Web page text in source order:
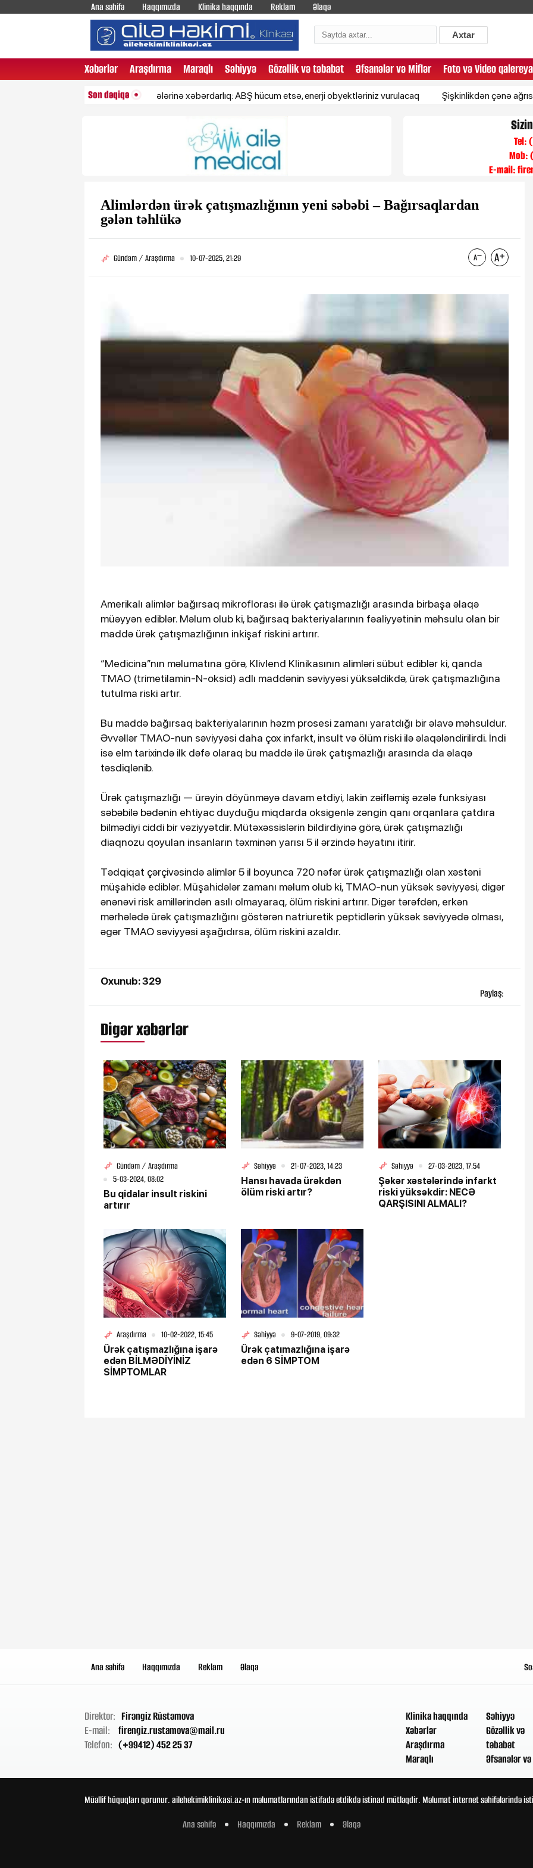
Ana səhifə Haqqımızda Klinika haqqında Reklam Əlaqə
Axtar
Xəbərlər Araşdırma Maraqlı Səhiyyə Gözəllik və təbabət Əfsanələr və Mİflər Foto və Video qalereya
Son dəqiqə
İrandan Fars körfəzi ölkələrinə xəbərdarlıq: ABŞ hücum etsə, enerji obyektləriniz vurulacaq Şişkinlikdən çənə ağrısına
Tel:
Mob:
E-mail:
Alimlərdən ürək çatışmazlığının yeni səbəbi – Bağırsaqlardan
gələn təhlükə
Gündəm / Araşdırma 10-07-2025, 21:29
Amerikalı alimlər bağırsaq mikroflorası ilə ürək çatışmazlığı arasında birbaşa əlaqə
müəyyən ediblər. Məlum olub ki, bağırsaq bakteriyalarının fəaliyyətinin məhsulu olan bir
maddə ürək çatışmazlığının inkişaf riskini artırır.
“Medicina”nın məlumatına görə, Klivlend Klinikasının alimləri sübut ediblər ki, qanda
TMAO (trimetilamin-N-oksid) adlı maddənin səviyyəsi yüksəldikdə, ürək çatışmazlığına
tutulma riski artır.
Bu maddə bağırsaq bakteriyalarının həzm prosesi zamanı yaratdığı bir əlavə məhsuldur.
Əvvəllər TMAO-nun səviyyəsi daha çox infarkt, insult və ölüm riski ilə əlaqələndirilirdi. İndi
isə elm tarixində ilk dəfə olaraq bu maddə ilə ürək çatışmazlığı arasında da əlaqə
təsdiqlənib.
Ürək çatışmazlığı — ürəyin döyünməyə davam etdiyi, lakin zəifləmiş əzələ funksiyası
səbəbilə bədənin ehtiyac duyduğu miqdarda oksigenlə zəngin qanı orqanlara çatdıra
bilmədiyi ciddi bir vəziyyətdir. Mütəxəssislərin bildirdiyinə görə, ürək çatışmazlığı
diaqnozu qoyulan insanların təxminən yarısı 5 il ərzində həyatını itirir.
Tədqiqat çərçivəsində alimlər 5 il boyunca 720 nəfər ürək çatışmazlığı olan xəstəni
müşahidə ediblər. Müşahidələr zamanı məlum olub ki, TMAO-nun yüksək səviyyəsi, digər
ənənəvi risk amillərindən asılı olmayaraq, ölüm riskini artırır. Digər tərəfdən, erkən
mərhələdə ürək çatışmazlığını göstərən natriuretik peptidlərin yüksək səviyyədə olması,
əgər TMAO səviyyəsi aşağıdırsa, ölüm riskini azaldır.
Oxunub: 329
Paylaş:
Digər xəbərlər
Gündəm / Araşdırma
5-03-2024, 08:02
Bu qidalar insult riskini
artırır
Səhiyyə
21-07-2023, 14:23
Hansı havada ürəkdən
ölüm riski artır?
Səhiyyə
27-03-2023, 17:54
Şəkər xəstələrində infarkt
riski yüksəkdir: NECƏ
QARŞISINI ALMALI?
Araşdırma
10-02-2022, 15:45
Ürək çatışmazlığına işarə
edən BİLMƏDİYİNİZ
SİMPTOMLAR
Səhiyyə
9-07-2019, 09:32
Ürək çatımazlığına işarə
edən 6 SİMPTOM
ABŞ və İran danışıqlarında
həlledici mərhələ: Razılaşma
yaxındır
İrandan Fars körfəzi ölkələrinə
xəbərdarlıq: ABŞ hücum etsə,
enerji obyektləriniz vurulacaq
Ana səhifə Haqqımızda Reklam Əlaqə
Direktor: Firəngiz Rüstəmova
E-mail:
firengiz.rustamova@mail.ru
Telefon: (+99412) 452 25 37
Klinika haqqında
Xəbərlər
Araşdırma
Maraqlı
Səhiyyə
Gözəllik və
təbabət
Əfsanələr
Müəllif hüquqları qorunur. ailehekimiklinikasi.az-ın məlumatlarından istifadə etdikdə istinad mütləqdir. Məlumat internet səhifələrində
Ana səhifə
Haqqımızda Reklam Əlaqə